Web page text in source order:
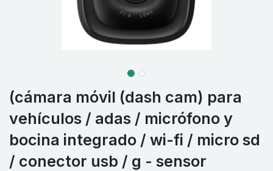
(cámara móvil (dash cam) para
vehículos / adas / micrófono y
bocina integrado / wi-fi / micro sd
/ conector usb / g - sensor